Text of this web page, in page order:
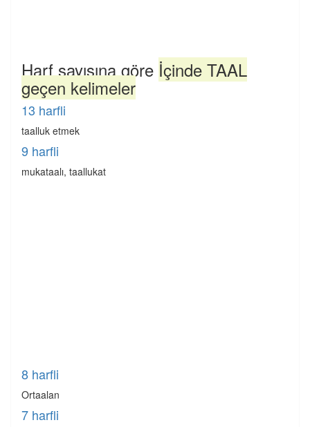
Harf sayısına göre İçinde TAAL
geçen kelimeler
13 harfli
taalluk etmek
9 harfli
mukataalı, taallukat
8 harfli
Ortaalan
7 harfli